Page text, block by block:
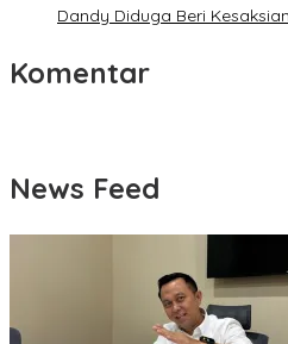
Dandy Diduga Beri
Komentar
News Feed